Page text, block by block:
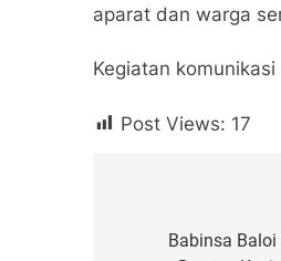
aparat dan warga
Kegiatan
Post Views: 17
Babinsa